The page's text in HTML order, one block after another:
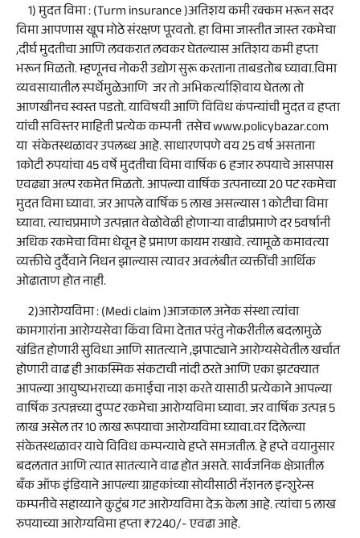
1) मुदत विमा : (Turm insurance )अतिशय कमी रक्कम भरून सदर
विमा आपणास खूप मोठे संरक्षण पूरवतो. हा विमा जास्तीत जास्त रकमेचा
,दीर्घ मुदतीचा आणि लवकरात लवकर घेतल्यास अतिशय कमी हप्ता
भरून मिळतो. म्हणूनच नोकरी उद्योग सुरू करताना ताबडतोब घ्यावा.विमा
व्यवसायातील स्पर्धेमुळेआणि जर तो अभिकर्त्याशिवाय घेतला तो
आणखीनच स्वस्त पडतो. याविषयी आणि विविध कंपन्यांची मुदत व हप्ता
यांची सविस्तर माहिती प्रत्येक कम्पनी तसेच www.policybazar.com
या संकेतस्थळावर उपलब्ध आहे. साधारणपणे वय 25 वर्ष असताना
1कोटी रुपयांचा 45 वर्षे मुदतीचा विमा वार्षिक 6 हजार रुपयाचे आसपास
एवढ्या अल्प रकमेत मिळतो. आपल्या वार्षिक उत्पनाच्या 20 पट रकमेचा
मुदत विमा घ्यावा. जर आपले वार्षिक 5 लाख असल्यास 1 कोटीचा विमा
घ्यावा. त्याचप्रमाणे उत्पन्नात वेळोवेळी होणाऱ्या वाढीप्रमाणे दर 5वर्षानी
अधिक रकमेचा विमा धेवून हे प्रमाण कायम राखावे. त्यामूळे कमावत्या
व्यक्तीचे दुर्दैवाने निधन झाल्यास त्यावर अवलंबीत व्यक्तींची आर्थिक
ओढाताण होत नाही.
2)आरोग्यविमा : (Medi claim )आजकाल अनेक संस्था त्यांचा
कामगारांना आरोग्यसेवा किंवा विमा देतात परंतु नोकरीतील बदलामुळे
खंडित होणारी सुविधा आणि सातत्याने ,झपाट्याने आरोग्यसेवेतील खर्चात
होणारी वाढ ही आकस्मिक संकटाची नांदी ठरते आणि एका झटक्यात
आपल्या आयुष्यभराच्या कमाईचा नाश करते यासाठी प्रत्येकाने आपल्या
वार्षिक उत्पन्नच्या दुप्पट रकमेचा आरोग्यविमा घ्यावा. जर वार्षिक उत्पन्न 5
लाख असेल तर 10 लाख रूपयाचा आरोग्यविमा घ्यावा.वर दिलेल्या
संकेतस्थळावर याचे विविध कम्पन्याचे हप्ते समजतील. हे हप्ते वयानुसार
बदलतात आणि त्यात सातत्याने वाढ होत असते. सार्वजनिक क्षेत्रातील
बँक ऑफ इंडियाने आपल्या ग्राहकांच्या सोयीसाठी नॅशनल इन्शुरेन्स
कम्पनीचे सहाय्याने कुटुंब गट आरोग्यविमा देऊ केला आहे. त्यांचा 5 लाख
रुपयाच्या आरोग्यविमा हप्ता ₹7240/- एवढा आहे.